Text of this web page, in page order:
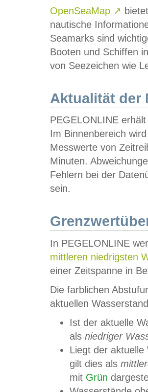
OpenSeaMap ↗
nautische
Seamarks sind
Booten und Schiffen
von Seezeichen wie
Aktualität der
PEGELONLINE
Im Binnenbereich
Messwerte von
Minuten.
Fehlern bei der
sein.
In PEGELONLINE
mittleren niedrigsten
einer Zeitspanne in
Die farblichen
aktuellen
Ist der aktuelle
als niedriger
Liegt der
gilt dies als
mit Grün